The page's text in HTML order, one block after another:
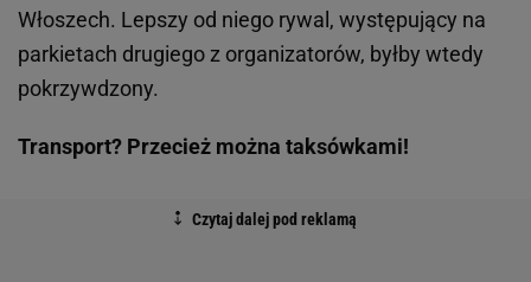
Włoszech. Lepszy od niego rywal, występujący na
parkietach drugiego z organizatorów, byłby wtedy
pokrzywdzony.
Transport? Przecież można taksówkami!